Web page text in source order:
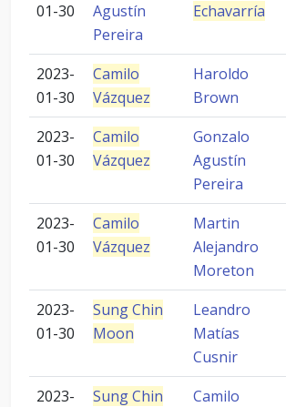
01-30
Agustín
Pereira
Echavarría
2023-
01-30
Camilo
Vázquez
Haroldo
Brown
2023-
01-30
Camilo
Vázquez
Gonzalo
Agustín
Pereira
2023-
01-30
Camilo
Vázquez
Martin
Alejandro
Moreton
2023-
01-30
Sung Chin
Moon
Leandro
Matías
Cusnir
2023-
Sung Chin
Camilo